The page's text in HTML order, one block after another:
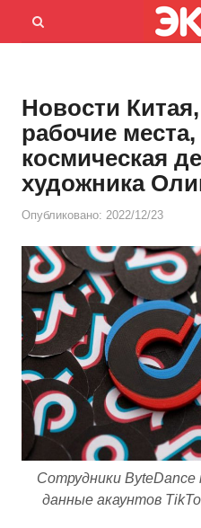
Menu
Открыть
Новости
рабочие
космическая
художника
Опубликовано: 2022/12/23
Сотрудники ByteDance
данные акаунтов